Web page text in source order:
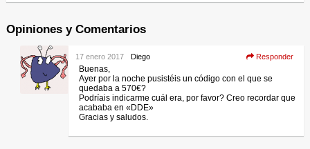
Opiniones y Comentarios
Diego
17 enero 2017 Responder
Buenas,
Ayer por la noche pusistéis un código con el que se
quedaba a 570€?
Podríais indicarme cuál era, por favor? Creo recordar que
acababa en «DDE»
Gracias y saludos.